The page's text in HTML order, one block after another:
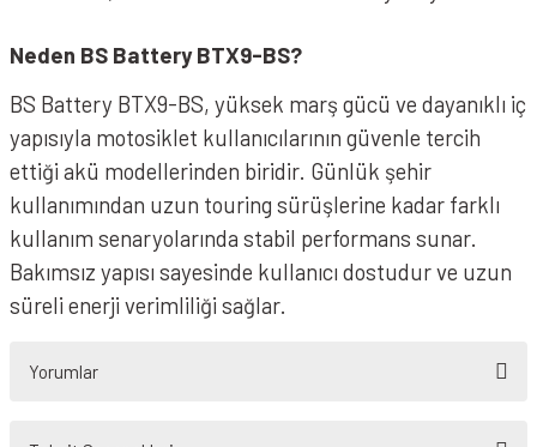
Neden BS Battery BTX9-BS?
BS Battery BTX9-BS, yüksek marş gücü ve dayanıklı iç
yapısıyla motosiklet kullanıcılarının güvenle tercih
ettiği akü modellerinden biridir. Günlük şehir
kullanımından uzun touring sürüşlerine kadar farklı
kullanım senaryolarında stabil performans sunar.
Bakımsız yapısı sayesinde kullanıcı dostudur ve uzun
süreli enerji verimliliği sağlar.
Yorumlar